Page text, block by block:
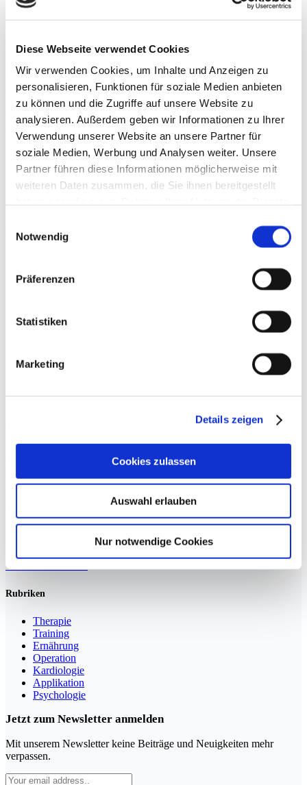
Diese Webseite verwendet Cookies
Wir verwenden Cookies, um Inhalte und Anzeigen zu
personalisieren, Funktionen für soziale Medien anbieten
zu können und die Zugriffe auf unsere Website zu
analysieren. Außerdem geben wir Informationen zu Ihrer
Verwendung unserer Website an unsere Partner für
soziale Medien, Werbung und Analysen weiter. Unsere
Partner führen diese Informationen möglicherweise mit
weiteren Daten zusammen, die Sie ihnen bereitgestellt
Notwendig
Präferenzen
Statistiken
Marketing
Details zeigen
Cookies zulassen
Auswahl erlauben
Nur notwendige Cookies
Dr. med. Sandra Gawehn
Zusatzbezeichnungen Reise-/Tropenmedizin (CRM), Sportmedizin,
Notfallmedizin u.w. Sie gehörte zum Team der Reha-Klinik
Usedom, Heringsdorf, wo Atemwegserkrankungen behandelt
werden und ist aktuell an der Universitätsklinik Greifswald tätig.
Sportlich aktiv nahm sie an der Tour Trans Alp Race teil und
betreute dort auch ein österreichisches Master-Team, zudem war sie
als Notärztin vor Ort. 2016-17 betreute sie sportmedizinisch den SV
Stadtwerke München e.V.
Beiträge
SARS-COV-2 ließ die Welt in den letzten Wochen und Monaten
den Atem anhalten. Dabei ist Atmen genau das, was uns jetzt am
Sportmedizin für Ärzte, Therapeuten und Trainer
YouTube
Rubriken
Therapie
Training
Ernährung
Operation
Kardiologie
Applikation
Psychologie
Jetzt zum Newsletter anmelden
Mit unserem Newsletter keine Beiträge und Neuigkeiten mehr
verpassen.